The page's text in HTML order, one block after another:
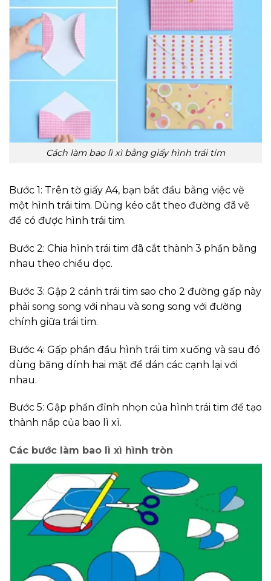
Cách làm bao lì xì bằng giấy hình trái tim
Bước 1: Trên tờ giấy A4, bạn bắt đầu bằng việc vẽ
một hình trái tim. Dùng kéo cắt theo đường đã vẽ
để có được hình trái tim.
Bước 2: Chia hình trái tim đã cắt thành 3 phần bằng
nhau theo chiều dọc.
Bước 3: Gập 2 cánh trái tim sao cho 2 đường gấp này
phải song song với nhau và song song với đường
chính giữa trái tim.
Bước 4: Gấp phần đầu hình trái tim xuống và sau đó
dùng băng dính hai mặt để dán các cạnh lại với
nhau.
Bước 5: Gập phần đỉnh nhọn của hình trái tim để tạo
thành nắp của bao lì xì.
Các bước làm bao lì xì hình tròn